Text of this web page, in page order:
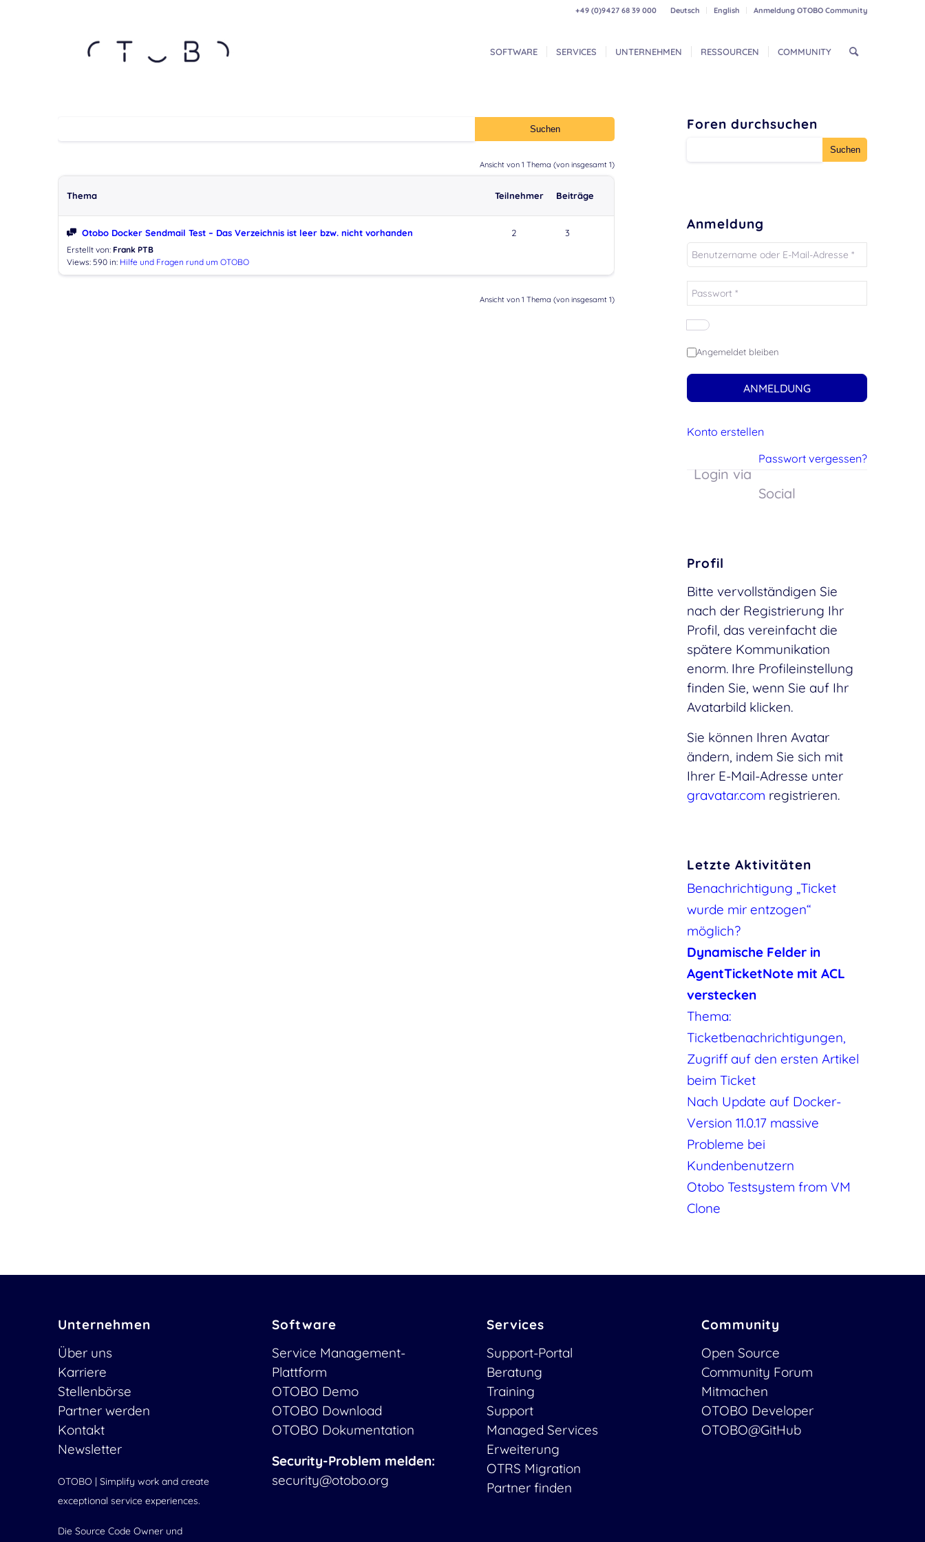
Deutsch English Anmeldung OTOBO Community
+49 (0)9427 68 39 000
SOFTWARE SERVICES UNTERNEHMEN RESSOURCEN COMMUNITY
Ansicht von 1 Thema (von insgesamt 1)
Thema Teilnehmer Beiträge
Otobo Docker Sendmail Test – Das Verzeichnis ist leer bzw. nicht vorhanden
Erstellt von: Frank PTB
Views: 590 in: Hilfe und Fragen rund um OTOBO
2 3
Ansicht von 1 Thema (von insgesamt 1)
Foren durchsuchen
Anmeldung
Angemeldet bleiben
ANMELDUNG
Konto erstellen
Passwort vergessen?
Login via
Social
Profil
Bitte vervollständigen Sie
nach der Registrierung Ihr
Profil, das vereinfacht die
spätere Kommunikation
enorm. Ihre Profileinstellung
finden Sie, wenn Sie auf Ihr
Avatarbild klicken.
Sie können Ihren Avatar
ändern, indem Sie sich mit
Ihrer E-Mail-Adresse unter
gravatar.com registrieren.
Letzte Aktivitäten
Benachrichtigung „Ticket
wurde mir entzogen“
möglich?
Dynamische Felder in
AgentTicketNote mit ACL
verstecken
Thema:
Ticketbenachrichtigungen,
Zugriff auf den ersten Artikel
beim Ticket
Nach Update auf Docker-
Version 11.0.17 massive
Probleme bei
Kundenbenutzern
Otobo Testsystem from VM
Clone
Unternehmen
Über uns
Karriere
Stellenbörse
Partner werden
Kontakt
Newsletter
OTOBO | Simplify work and create
exceptional service experiences.
Die Source Code Owner und
Software
Service Management-
Plattform
OTOBO Demo
OTOBO Download
OTOBO Dokumentation
Security-Problem melden:
security@otobo.org
Services
Support-Portal
Beratung
Training
Support
Managed Services
Erweiterung
OTRS Migration
Partner finden
Community
Open Source
Community Forum
Mitmachen
OTOBO Developer
OTOBO@GitHub